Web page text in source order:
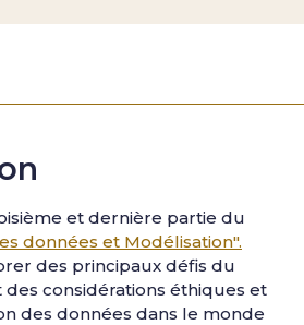
et dernière partie du
données et Modélisation".
des principaux défis du
considérations éthiques et
des données dans le monde